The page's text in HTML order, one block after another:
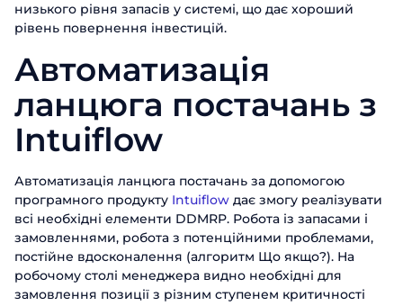
низького рівня запасів у системі, що дає хороший
рівень повернення інвестицій.
Автоматизація
ланцюга постачань з
Intuiflow
Автоматизація ланцюга постачань за допомогою
програмного продукту Intuiflow дає змогу реалізувати
всі необхідні елементи DDMRP. Робота із запасами і
замовленнями, робота з потенційними проблемами,
постійне вдосконалення (алгоритм Що якщо?). На
робочому столі менеджера видно необхідні для
замовлення позиції з різним ступенем критичності